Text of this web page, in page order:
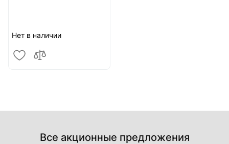
Нет в наличии
Все акционные предложения